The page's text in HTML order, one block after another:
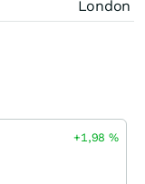
London
+1,98%